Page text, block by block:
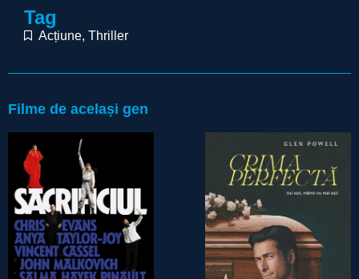
Tag
Acțiune, Thriller
Filme de același gen